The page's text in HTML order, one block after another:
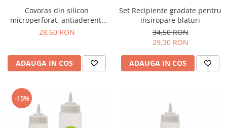
Covoras din silicon
microperforat, antiaderent,
38,5x28,5 cm
28,60 RON
ADAUGA IN COS
Set Recipiente gradate pentru
insiropare blaturi
34,50 RON
29,30 RON
ADAUGA IN COS
-15%